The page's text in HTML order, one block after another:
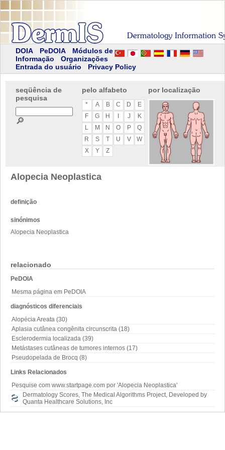
DOIA PeDOIA
Módulos de
Informação
Organizações
Entrada do usuário
Privacy Policy
seqüência de
pesquisa
🔎
pelo alfabeto
* A B C D
E
F
G H J
K
L
M N O P
Q
R
S T U V
W
X
Y Z
por localização
relacionado
PeDOIA
Mesma página em PeDOIA
diagnósticos diferenciais
Alopécia Areata (30)
Aplasia cutânea congênita circunscrita (18)
Esclerodermia localizada (39)
Metástases cutâneas de tumores internos (17)
Pseudopelada de Brocq (8)
Links Relacionados
Pesquise com www.startpage.com por 'Alopecia Neoplastica'
Dermatology Scores, The Medical Algorithms Project, Developed by
Quanta Healthcare Solutions, Inc
Alopecia Neoplastica
definição
sinónimos
Alopecia Neoplastica